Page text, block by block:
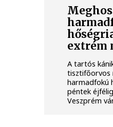
extrém
A tartós
tisztifőorvos
harmadfokú
péntek
Veszprém